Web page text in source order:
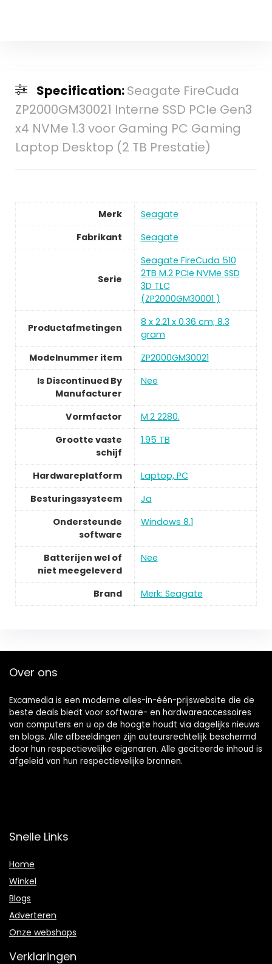
Specification:Seagate FireCuda
ZP2000GM30021 Interne SSD PCIe Gen3
x4 NVMe 1.3 voor Gaming PC Gaming
Laptop Desktop (2 TB Prestatie)
Merk
Seagate
Fabrikant
Seagate
Serie
Seagate FireCuda 510
2TB M.2 PCIe NVMe SSD
3D TLC
(ZP2000GM30001 )
Productafmetingen
8 x 2.21 x 0.36 cm; 8.3
gram
Modelnummer item
ZP2000GM30021
Is Discontinued By
Manufacturer
Nee
Vormfactor
M.2 2280.
Grootte vaste
schijf
1.95 TB
Hardwareplatform
Laptop, PC
Besturingssysteem
Ja
Ondersteunde
software
Windows 8.1
Batterijen wel of
niet meegeleverd
Nee
Brand Merk: Seagate
Over ons
Excamedia is een moderne alles-in-één-prijswebsite die de
beste deals biedt voor software- en hardwareaccessoires
van computers en u op de hoogte houdt via dagelijks nieuws
en blogs. Alle afbeeldingen zijn auteursrechtelijk beschermd
door hun respectievelijke eigenaren. Alle geciteerde inhoud is
afgeleid van hun respectievelijke bronnen.
Snelle Links
Home
Winkel
Blogs
Adverteren
Onze webshops
Verklaringen